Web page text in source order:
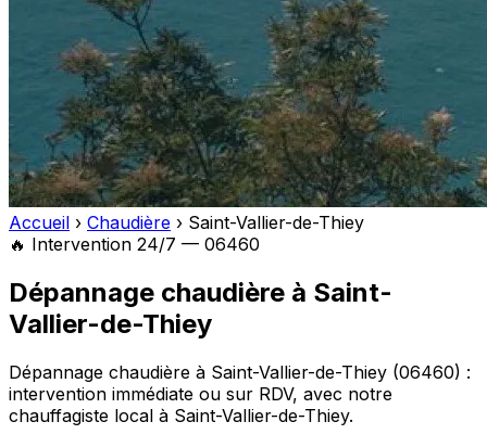
Accueil › Chaudière › Saint-Vallier-de-Thiey
🔥 Intervention 24/7 — 06460
Dépannage chaudière à Saint-
Vallier-de-Thiey
Dépannage chaudière à Saint-Vallier-de-Thiey (06460) :
intervention immédiate ou sur RDV, avec notre
chauffagiste local à Saint-Vallier-de-Thiey.